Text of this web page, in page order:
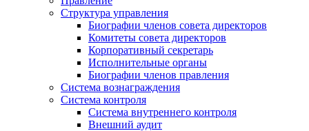
Структура управления
Биографии членов совета директоров
Комитеты совета директоров
Корпоративный секретарь
Исполнительные органы
Биографии членов правления
Система вознаграждения
Система контроля
Система внутреннего контроля
Внешний аудит